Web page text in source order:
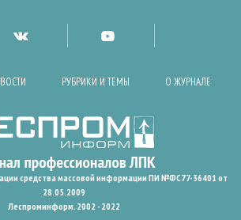
РУБРИКИ И ТЕМЫ О ЖУРНАЛЕ
средства массовой информации ПИ №ФС77-36401 от
28.05.2009
Леспроминформ. 2002 - 2022